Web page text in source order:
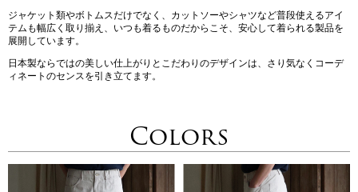
ジャケット類やボトムスだけでなく、カットソーやシャツなど普段使えるアイ
テムも幅広く取り揃え、いつも着るものだからこそ、安心して着られる製品を
展開しています。
日本製ならではの美しい仕上がりとこだわりのデザインは、さり気なくコーデ
ィネートのセンスを引き立てます。
Colors